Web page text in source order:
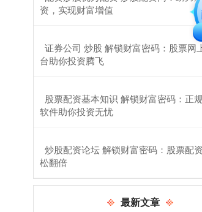
资，实现财富增值
证券公司 炒股 解锁财富密码：股票网
台助你投资腾飞
股票配资基本知识 解锁财富密码：正
软件助你投资无忧
炒股配资论坛 解锁财富密码：股票配
松翻倍
最新文章